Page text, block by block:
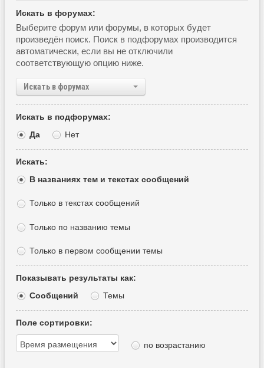
Искать в форумах:
Выберите форум или форумы, в которых будет
произведён поиск. Поиск в подфорумах производится
автоматически, если вы не отключили
соответствующую опцию ниже.
Искать в форумах
Искать в подфорумах:
Да
Нет
Искать:
В названиях тем и текстах сообщений
Только в текстах сообщений
Только по названию темы
Только в первом сообщении темы
Показывать результаты как:
Сообщений
Темы
Поле сортировки:
по возрастанию